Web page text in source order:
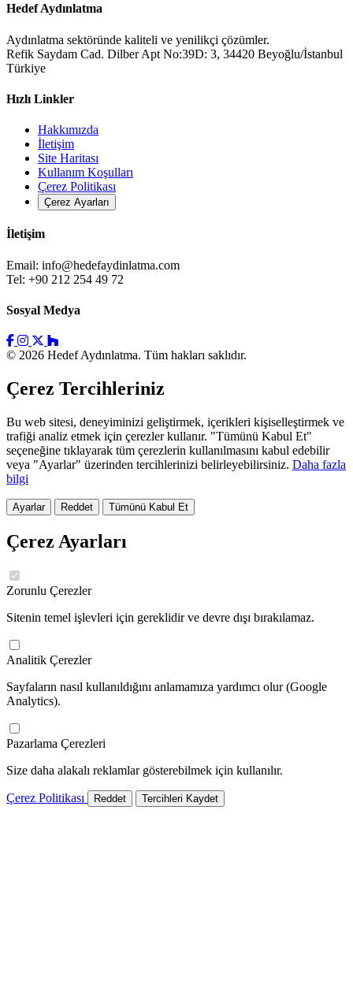
Hedef Aydınlatma
Aydınlatma sektöründe kaliteli ve yenilikçi çözümler.
Refik Saydam Cad. Dilber Apt No:39D: 3, 34420 Beyoğlu/İstanbul
Türkiye
Hızlı Linkler
Hakkımızda
İletişim
Site Haritası
Kullanım Koşulları
Çerez Politikası
Çerez Ayarları
İletişim
Email: info@hedefaydinlatma.com
Tel: +90 212 254 49 72
Sosyal Medya
© 2026 Hedef Aydınlatma. Tüm hakları saklıdır.
Çerez Tercihleriniz
Bu web sitesi, deneyiminizi geliştirmek, içerikleri kişiselleştirmek ve
trafiği analiz etmek için çerezler kullanır. "Tümünü Kabul Et"
seçeneğine tıklayarak tüm çerezlerin kullanılmasını kabul edebilir
veya "Ayarlar" üzerinden tercihlerinizi belirleyebilirsiniz. Daha fazla
bilgi
Ayarlar Reddet Tümünü Kabul Et
Çerez Ayarları
Zorunlu Çerezler
Sitenin temel işlevleri için gereklidir ve devre dışı bırakılamaz.
Analitik Çerezler
Sayfaların nasıl kullanıldığını anlamamıza yardımcı olur (Google
Analytics).
Pazarlama Çerezleri
Size daha alakalı reklamlar gösterebilmek için kullanılır.
Çerez Politikası Reddet Tercihleri Kaydet